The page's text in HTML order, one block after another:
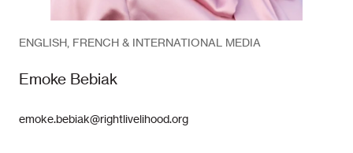
ENGLISH, FRENCH & INTERNATIONAL MEDIA
Emoke Bebiak
emoke.bebiak@rightlivelihood.org